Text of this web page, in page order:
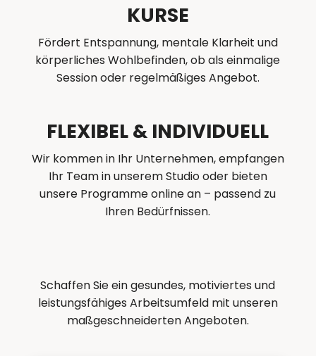
KURSE
Fördert Entspannung, mentale Klarheit und
körperliches Wohlbefinden, ob als einmalige
Session oder regelmäßiges Angebot.
FLEXIBEL & INDIVIDUELL
Wir kommen in Ihr Unternehmen, empfangen
Ihr Team in unserem Studio oder bieten
unsere Programme online an – passend zu
Ihren Bedürfnissen.
Schaffen Sie ein gesundes, motiviertes und
leistungsfähiges Arbeitsumfeld mit unseren
maßgeschneiderten Angeboten.